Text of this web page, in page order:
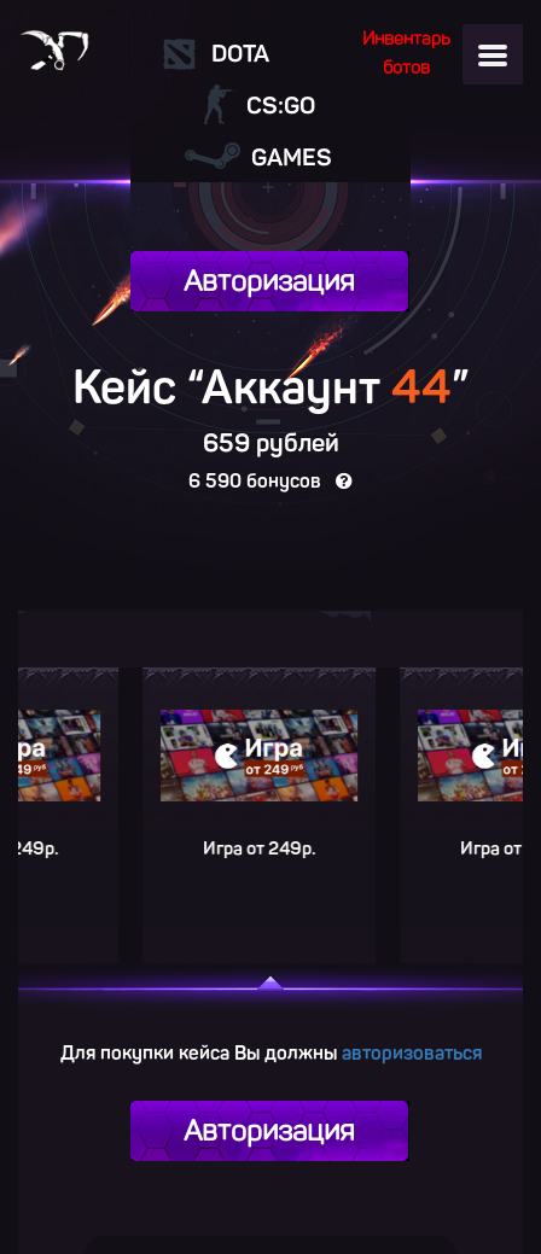
Инвентарь
ботов
DOTA
CS:GO
GAMES
Авторизация
Кейс “Аккаунт44”
659 рублей
6 590 бонусов
Игра от 249р. Игра от 249р.
Для покупки кейса Вы должны авторизоваться
Авторизация